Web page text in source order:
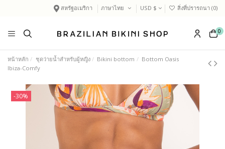
สหรัฐอเมริกา ภาษาไทย USD $ สิ่งที่ปรารถนา (0)
0
หน้าหลัก ชุดว่ายน้ำสำหรับผู้หญิง Bikini bottom
Bottom Oasis
Ibiza-Comfy
-30%